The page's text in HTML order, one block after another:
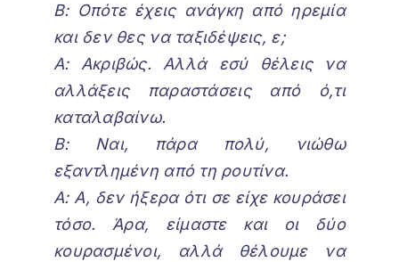
Β: Οπότε έχεις ανάγκη από ηρεμία
και δεν θες να ταξιδέψεις, ε;
Α: Ακριβώς. Αλλά εσύ θέλεις να
αλλάξεις παραστάσεις από ό,τι
καταλαβαίνω.
Β: Ναι, πάρα πολύ, νιώθω
εξαντλημένη από τη ρουτίνα.
Α: Α, δεν ήξερα ότι σε είχε κουράσει
τόσο. Άρα, είμαστε και οι δύο
κουρασμένοι, αλλά θέλουμε να